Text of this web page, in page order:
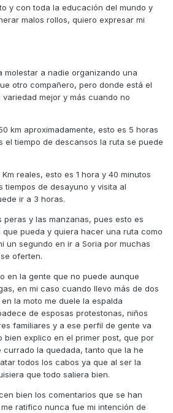
y con toda la educación del mundo y
malos rollos, quiero expresar mi
molestar a nadie organizando una
otro compañero, pero donde está el
mejor y más cuando no
km aproximadamente, esto es 5 horas
el tiempo de descansos la ruta se puede
reales, esto es 1 hora y 40 minutos
tiempos de desayuno y visita al
ir a 3 horas.
peras y las manzanas, pues esto es
pueda y quiera hacer una ruta como
un segundo en ir a Soria por muchas
oferten.
en la gente que no puede aunque
en mi caso cuando llevo más de dos
la moto me duele la espalda
de esposas protestonas, niños
familiares y a ese perfil de gente va
bien explico en el primer post, que por
currado la quedada, tanto que la he
todos los cabos ya que al ser la
que todo saliera bien.
bien los comentarios que se han
ratifico nunca fue mi intención de